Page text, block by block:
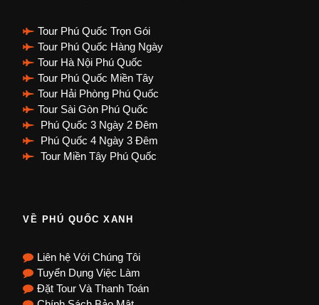
Tour Phú Quốc Trọn Gói
Tour Phú Quốc Hàng Ngày
Tour Hà Nội Phú Quốc
Tour Phú Quốc Miền Tây
Tour Hải Phòng Phú Quốc
Tour Sài Gòn Phú Quốc
Phú Quốc 3 Ngày 2 Đêm
Phú Quốc 4 Ngày 3 Đêm
Tour Miền Tây Phú Quốc
VỀ PHÚ QUỐC XANH
Liên hệ Với Chúng Tôi
Tuyển Dụng Việc Làm
Đặt Tour Và Thanh Toán